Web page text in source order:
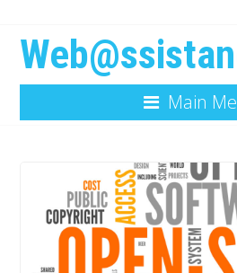
Main